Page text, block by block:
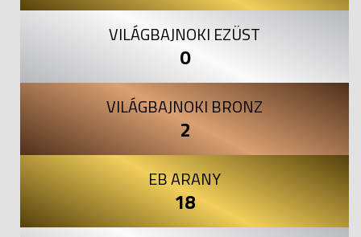
VILÁGBAJNOKI EZÜST
0
VILÁGBAJNOKI BRONZ
2
EB ARANY
18